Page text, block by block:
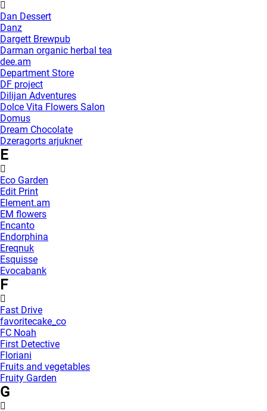
Dan Dessert
Danz
Dargett Brewpub
Darman organic herbal tea
dee.am
Department Store
DF project
Dilijan Adventures
Dolce Vita Flowers Salon
Domus
Dream Chocolate
Dzeragorts arjukner
E
Eco Garden
Edit Print
Element.am
EM flowers
Encanto
Endorphina
Ereqnuk
Esquisse
Evocabank
F
Fast Drive
favoritecake_co
FC Noah
First Detective
Floriani
Fruits and vegetables
Fruity Garden
G